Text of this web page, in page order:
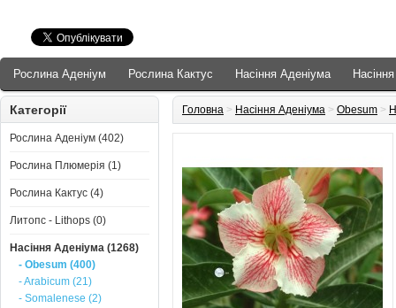
Рослина Аденіум Рослина Кактус Насіння Аденіума
Категорії
Рослина Аденіум (402)
Рослина Плюмерія (1)
Рослина Кактус (4)
Литопс - Lithops (0)
Насіння Аденіума (1268)
- Obesum (400)
- Arabicum (21)
- Somalenese (2)
Головна > Насіння Аденіума > Obesum >